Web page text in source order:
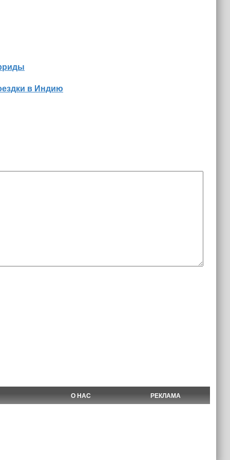
в Индию
О НАС РЕКЛАМА